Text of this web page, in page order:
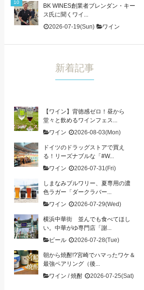
BK WINES創業者ブレンダン・キー
ス氏に聞くワイ...
2026-07-19(Sun)
ワイン
新着記事
【ワイン】背徳感ゼロ！昼から
堂々と飲めるワインフェス...
ワイン
2026-08-03(Mon)
ドイツのドラッグストアで買え
る！リーズナブルな「#W...
ワイン
2026-07-31(Fri)
しまなみブルワリー、夏専用の濃
色ラガー「ダークラバー...
ワイン
2026-07-29(Wed)
横浜中華街 並んでも食べてほし
い。中華がゆ専門店「謝...
ビール
2026-07-28(Tue)
朝から焼酎!?宮崎でハマったワケ＆
最強ペアリング（後...
ワイン /焼酎 2026-07-25(Sat)